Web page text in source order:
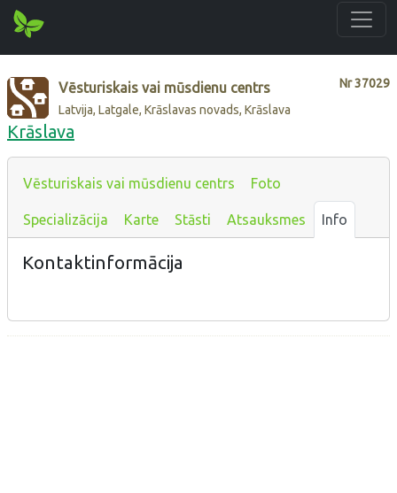
Nr37029
Vēsturiskais vai mūsdienu centrs
Latvija, Latgale, Krāslavas novads, Krāslava
Krāslava
Vēsturiskais vai mūsdienu centrs Foto
Specializācija Karte Stāsti Atsauksmes Info
Kontaktinformācija